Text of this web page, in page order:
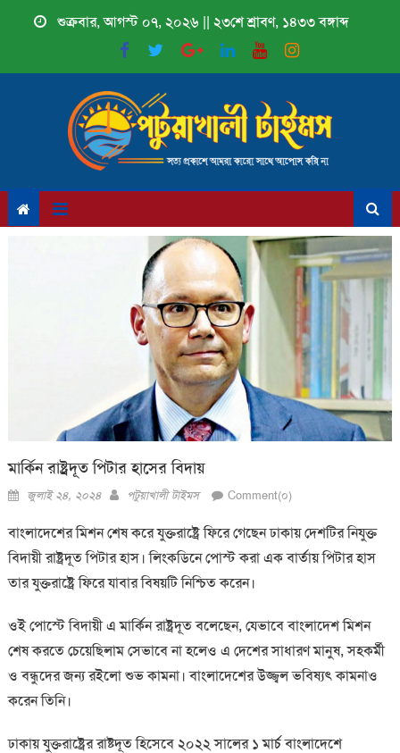
শুক্রবার, আগস্ট ০৭, ২০২৬ || ২৩শে শ্রাবণ, ১৪৩৩ বঙ্গাব্দ
মার্কিন রাষ্ট্রদূত পিটার হাসের বিদায়
Posted
জুলাই ২৪, ২০২৪ Author
পটুয়াখালী টাইমস Comment(০)
বাংলাদেশের মিশন শেষ করে যুক্তরাষ্ট্রে ফিরে গেছেন ঢাকায় দেশটির নিযুক্ত
বিদায়ী রাষ্ট্রদূত পিটার হাস। লিংকডিনে পোস্ট করা এক বার্তায় পিটার হাস
তার যুক্তরাষ্ট্রে ফিরে যাবার বিষয়টি নিশ্চিত করেন।
ওই পোস্টে বিদায়ী এ মার্কিন রাষ্ট্রদূত বলেছেন, যেভাবে বাংলাদেশ মিশন
শেষ করতে চেয়েছিলাম সেভাবে না হলেও এ দেশের সাধারণ মানুষ, সহকর্মী
ও বন্ধুদের জন্য রইলো শুভ কামনা। বাংলাদেশের উজ্জ্বল ভবিষ্যৎ কামনাও
করেন তিনি।
ঢাকায় যুক্তরাষ্ট্রের রাষ্টদূত হিসেবে ২০২২ সালের ১ মার্চ বাংলাদেশে